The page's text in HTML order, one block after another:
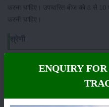
करना चाहिए। उपचारित बीज को 8 से
करनी चाहिए।
फसल
ENQUIRY